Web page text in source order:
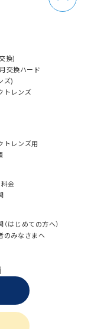
換)
交換ハード
ズ)
トレンズ
トレンズ用
金
はじめての方へ）
のみなさまへ